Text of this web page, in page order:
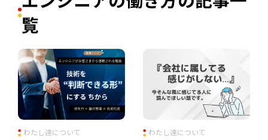
覧
わたし達について わたし達について